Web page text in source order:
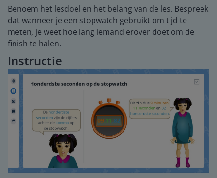
Benoem het lesdoel en het belang van de les. Bespreek
dat wanneer je een stopwatch gebruikt om tijd te
meten, je weet hoe lang iemand erover doet om de
finish te halen.
Instructie